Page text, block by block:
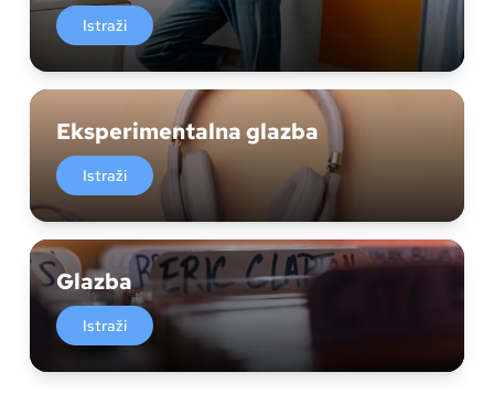
Istraži
Eksperimentalna glazba
Istraži
Glazba
Istraži